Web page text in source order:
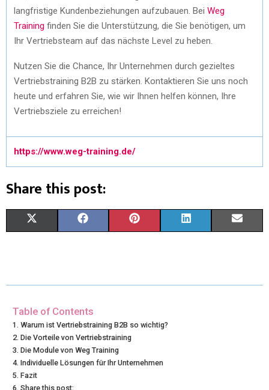
langfristige Kundenbeziehungen aufzubauen. Bei Weg
Training finden Sie die Unterstützung, die Sie benötigen, um
Ihr Vertriebsteam auf das nächste Level zu heben.
Nutzen Sie die Chance, Ihr Unternehmen durch gezieltes
Vertriebstraining B2B zu stärken. Kontaktieren Sie uns noch
heute und erfahren Sie, wie wir Ihnen helfen können, Ihre
Vertriebsziele zu erreichen!
https://www.weg-training.de/
Share this post:
W
T
T
E
O
O
T
R
K I
Table of Contents
Warum ist Vertriebstraining B2B so wichtig?
Die Vorteile von Vertriebstraining
Die Module von Weg Training
Individuelle Lösungen für Ihr Unternehmen
Fazit
Share this post: